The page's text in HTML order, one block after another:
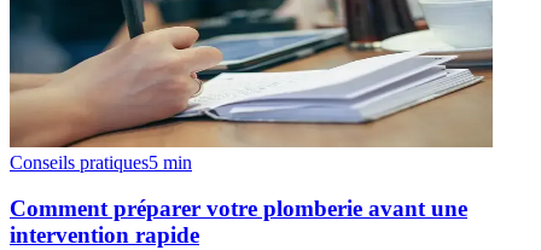
Conseils pratiques5 min
Comment préparer votre plomberie avant une
intervention rapide